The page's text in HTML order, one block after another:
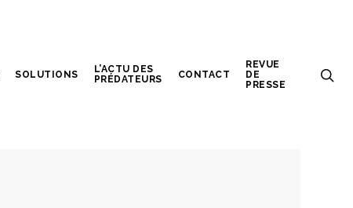
SOLUTIONS
L’ACTU DES
PRÉDATEURS
CONTACT
REVUE
DE
PRESSE